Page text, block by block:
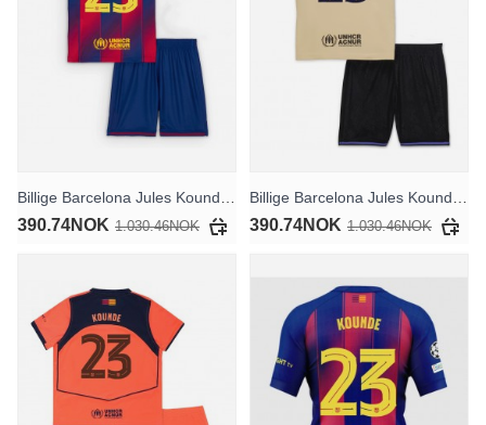
390.74NOK 1.030.46NOK 390.74NOK 1.030.46NOK